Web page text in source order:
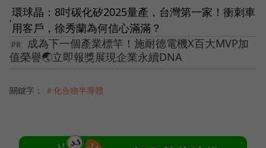
●
環球晶：8吋碳化矽2025量產，台灣第一家！衝刺車
用客戶，徐秀蘭為何信心滿滿？
成為下一個產業標竿！施耐德電機X百大MVP加
值榮譽🌏立即報獎展現企業永續DNA
關鍵字： ＃化合物半導體